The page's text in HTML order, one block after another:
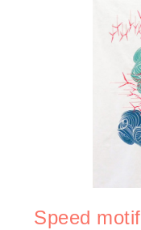
Speed motif